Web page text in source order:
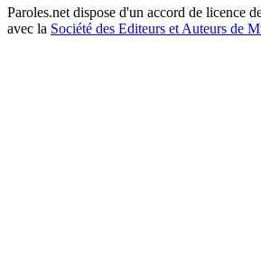
Paroles.net dispose d'un accord de licence
avec la Société des Editeurs et Auteurs de